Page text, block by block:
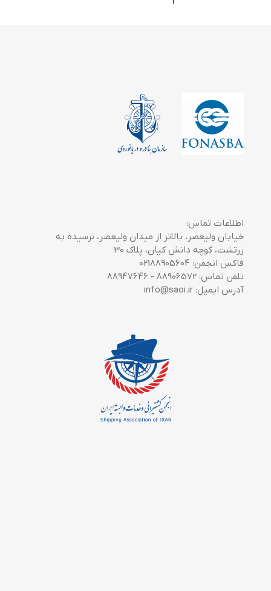
اطلاعات تماس:
خیابان ولیعصر، بالاتر از میدان ولیعصر، نرسیده به
زرتشت، کوچه دانش کیان، پلاک 30
فاکس انجمن: 02188905604
تلفن تماس: 88906572 - 88947646
آدرس ایمیل: info@saoi.ir